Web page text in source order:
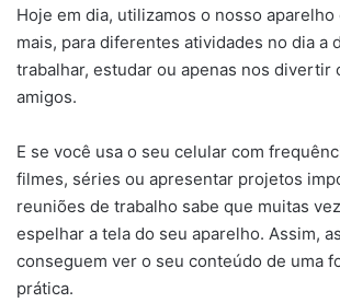
Hoje em dia, utilizamos o nosso
mais, para diferentes atividades no dia a
trabalhar, estudar ou apenas nos divertir
amigos.
E se você usa o seu celular com
filmes, séries ou apresentar projetos
reuniões de trabalho sabe que muitas
espelhar a tela do seu aparelho. Assim,
conseguem ver o seu conteúdo de uma
prática.